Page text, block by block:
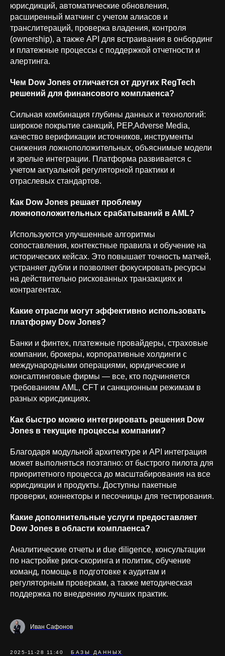
юрисдикций, автоматические обновления,
расширенный матчинг с учетом алиасов и
транслитераций, проверка владения, контроля
(ownership), а также API для встраивания в онбординг
и платежные процессы с поддержкой отчетности и
алертинга.
Чем Dow Jones отличается от других RegTech
решений для финансового комплаенса?
Сильная комбинация глубины данных и технологий:
широкое покрытие санкций, PEP,Adverse Media,
качество верификации источников, инструменты
снижения ложноположительных, объяснимые модели
и зрелые интеграции. Платформа развивается с
учетом актуальной регуляторной практики и
отраслевых стандартов.
Как Dow Jones решает проблему
ложноположительных срабатываний в AML?
Используются улучшенные алгоритмы
сопоставления, контекстные правила и обучение на
исторических кейсах. Это повышает точность матчей,
устраняет дубли и позволяет фокусировать ресурсы
на действительно рискованных транзакциях и
контрагентах.
Какие отрасли могут эффективно использовать
платформу Dow Jones?
Банки и финтех, платежные провайдеры, страховые
компании, брокеры, корпоративные холдинги с
международными операциями, юридические и
консалтинговые фирмы — все, кто подчиняется
требованиям AML, CFT и санкционным режимам в
разных юрисдикциях.
Как быстро можно интегрировать решения Dow
Jones в текущие процессы компании?
Благодаря модульной архитектуре и API интеграция
может выполняться поэтапно: от быстрого пилота для
приоритетного процесса до масштабирования на все
юрисдикции и продукты. Доступны пакетные
проверки, коннекторы и песочницы для тестирования.
Какие дополнительные услуги предоставляет
Dow Jones в области комплаенса?
Аналитические отчеты и due diligence, консультации
по настройке риск-скоринга и политик, обучение
команд, помощь в подготовке к аудитам и
регуляторным проверкам, а также методическая
поддержка по внедрению лучших практик.
Иван Сафонов
2025-11-28 11:40 БАЗЫ ДАННЫХ
Политика обработки
ОКВЭД 62.01 «Разработка компьютерного
программного обеспечения» | Коды ИТ-деятельности:
1.01; 1.05; 2.01; 3.01; 9.01; 26.01
Политика конфиденциальности
9704235291
г. Москва, ул. Остоженка, д. 10
+7 (926) 866-31-00
info@orion-solutions.ru